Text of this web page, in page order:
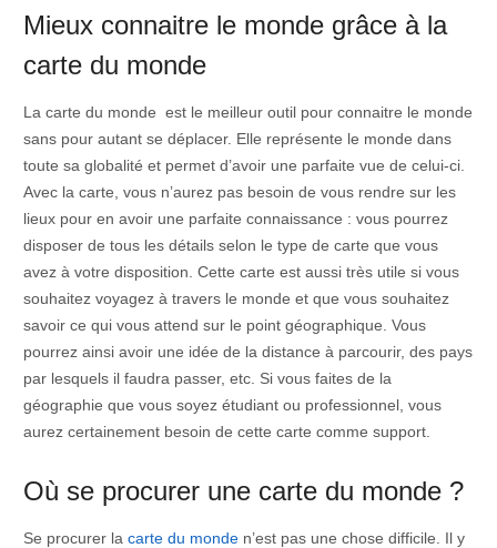
Mieux connaitre le monde grâce à la
carte du monde
La carte du monde est le meilleur outil pour connaitre le monde
sans pour autant se déplacer. Elle représente le monde dans
toute sa globalité et permet d’avoir une parfaite vue de celui-ci.
Avec la carte, vous n’aurez pas besoin de vous rendre sur les
lieux pour en avoir une parfaite connaissance : vous pourrez
disposer de tous les détails selon le type de carte que vous
avez à votre disposition. Cette carte est aussi très utile si vous
souhaitez voyagez à travers le monde et que vous souhaitez
savoir ce qui vous attend sur le point géographique. Vous
pourrez ainsi avoir une idée de la distance à parcourir, des pays
par lesquels il faudra passer, etc. Si vous faites de la
géographie que vous soyez étudiant ou professionnel, vous
aurez certainement besoin de cette carte comme support.
Où se procurer une carte du monde ?
Se procurer la carte du monden’est pas une chose difficile. Il y